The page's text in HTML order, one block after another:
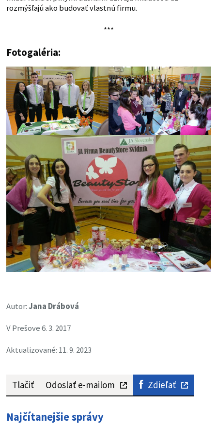
rozmýšľajú ako budovať vlastnú firmu.
***
Fotogaléria:
Autor:Jana Drábová
V Prešove 6. 3. 2017
Aktualizované: 11. 9. 2023
Tlačiť Odoslať e-mailom Zdieľať
Najčítanejšie správy